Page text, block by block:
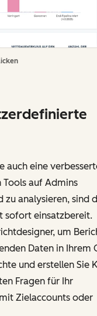
auch eine
auf Admins
zu analysieren, sind
sofort einsatzbereit.
um
Daten in Ihrem
und erstellen Sie
Fragen für Ihr
Zielaccounts oder